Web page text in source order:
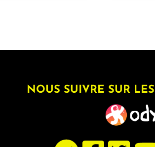
NOUS SUIVRE SUR